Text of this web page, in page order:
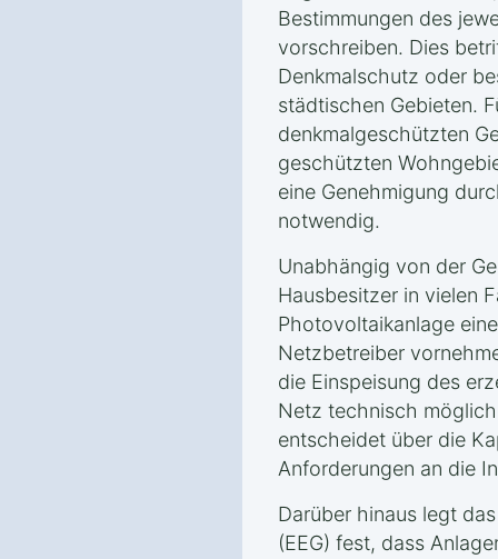
Bestimmungen des
vorschreiben. Dies
Denkmalschutz oder
städtischen Gebieten.
denkmalgeschützten
geschützten
eine Genehmigung
notwendig.
Unabhängig von der
Hausbesitzer in vielen
Photovoltaikanlage
Netzbetreiber
die Einspeisung des
Netz technisch
entscheidet über die
Anforderungen an die
Darüber hinaus legt
(EEG) fest, dass